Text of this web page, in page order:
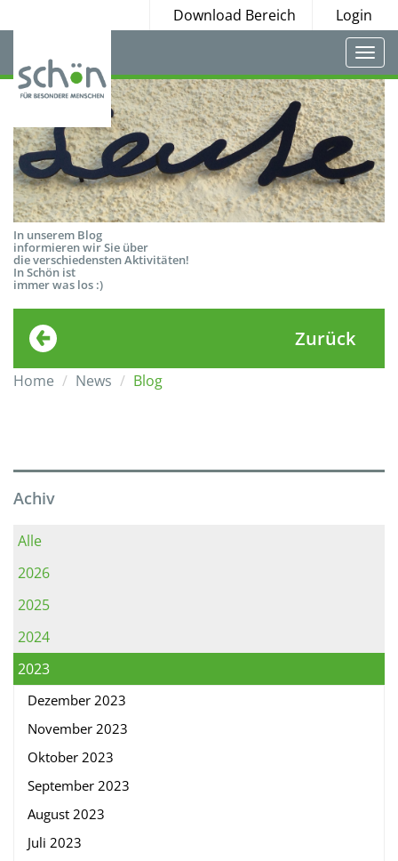
Download Bereich Login
In unserem Blog
informieren wir Sie über
die verschiedensten Aktivitäten!
In Schön ist
immer was los :)
Zurück
Home News Blog
Achiv
Alle
2026
2025
2024
2023
Dezember 2023
November 2023
Oktober 2023
September 2023
August 2023
Juli 2023